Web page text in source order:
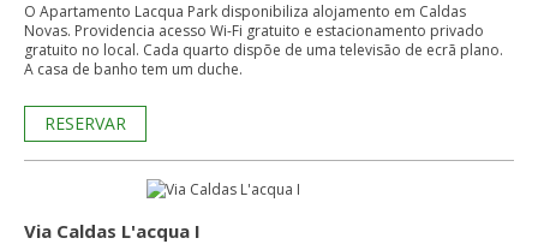
O Apartamento Lacqua Park disponibiliza alojamento em Caldas
Novas. Providencia acesso Wi-Fi gratuito e estacionamento privado
gratuito no local. Cada quarto dispõe de uma televisão de ecrã plano.
A casa de banho tem um duche.
RESERVAR
Via Caldas L'acqua I